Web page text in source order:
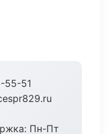
55-51
Пн-Пт